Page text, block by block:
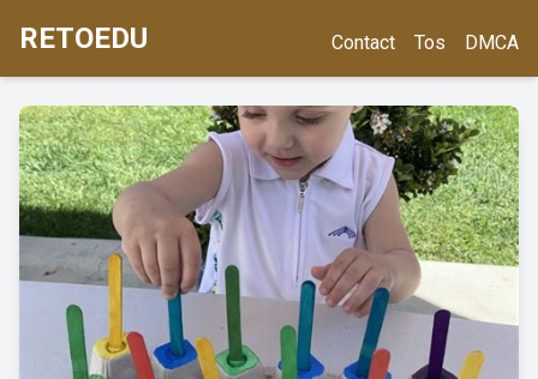
RETOEDU Contact Tos DMCA